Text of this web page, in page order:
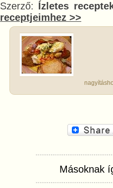
Szerző: Ízletes
receptjeimhez >>
Másoknak